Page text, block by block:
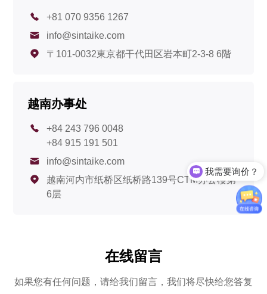
+81 070 9356 1267
info@sintaike.com
〒101-0032東京都干代田区岩本町2-3-8 6階
越南办事处
+84 243 796 0048
+84 915 191 501
info@sintaike.com
越南河内市纸桥区纸桥路139号CTM办公楼第
6层
在线留言
如果您有任何问题，请给我们留言，我们将尽快给您答复
我需要询价？